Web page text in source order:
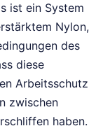
ist ein System
Nylon,
des
diese
Arbeitsschutz
zwischen
haben.